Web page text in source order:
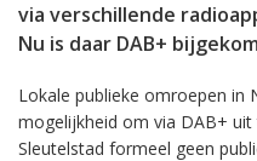
via verschillende
Nu is daar DAB+
Lokale publieke omroepen in
mogelijkheid om via DAB+
Sleutelstad formeel geen